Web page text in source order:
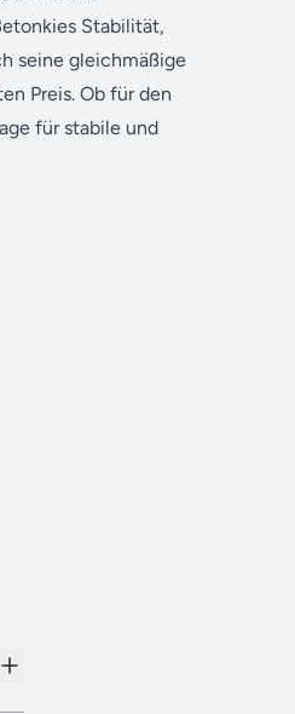
Stabilität,
seine gleichmäßige
Preis. Ob für den
für stabile und